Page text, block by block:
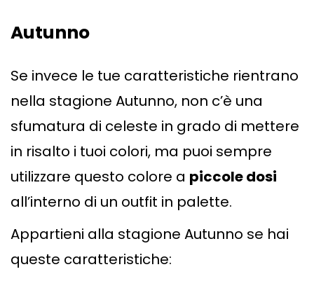
Autunno
Se invece le tue caratteristiche rientrano
nella stagione Autunno, non c’è una
sfumatura di celeste in grado di mettere
in risalto i tuoi colori, ma puoi sempre
utilizzare questo colore a piccole dosi
all’interno di un outfit in palette.
Appartieni alla stagione Autunno se hai
queste caratteristiche: